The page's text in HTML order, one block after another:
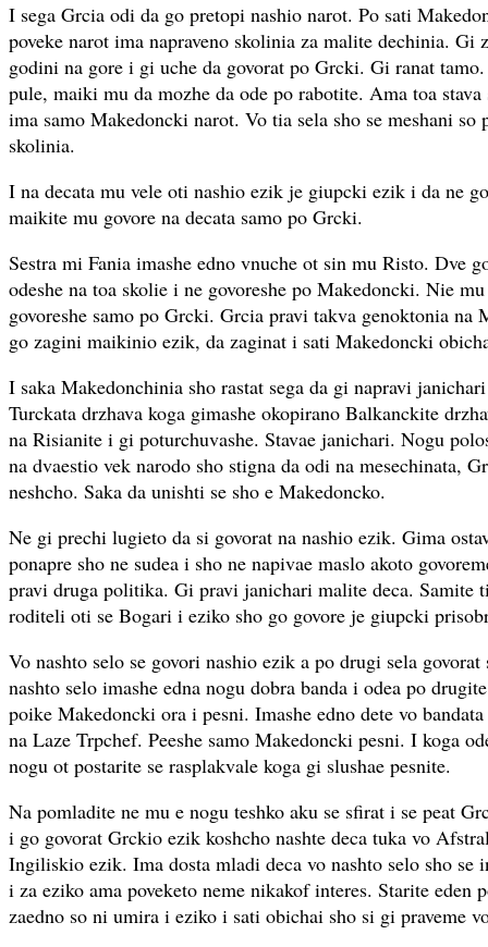
I sega Grcia odi da go pretopi nashio narot. Po sati
poveke narot ima napraveno skolinia za malite dechinia. Gi
godini na gore i gi uche da govorat po Grcki. Gi ranat
pule, maiki mu da mozhe da ode po rabotite. Ama toa stava
ima samo Makedoncki narot. Vo tia sela sho se meshani
skolinia.
I na decata mu vele oti nashio ezik je giupcki ezik i da ne
maikite mu govore na decata samo po Grcki.
Sestra mi Fania imashe edno vnuche ot sin mu Risto. Dve
odeshe na toa skolie i ne govoreshe po Makedoncki. Nie
govoreshe samo po Grcki. Grcia pravi takva genoktonia na
go zagini maikinio ezik, da zaginat i sati Makedoncki
I saka Makedonchinia sho rastat sega da gi napravi
Turckata drzhava koga gimashe okopirano Balkanckite
na Risianite i gi poturchuvashe. Stavae janichari. Nogu
na dvaestio vek narodo sho stigna da odi na mesechinata,
neshcho. Saka da unishti se sho e Makedoncko.
Ne gi prechi lugieto da si govorat na nashio ezik. Gima
ponapre sho ne sudea i sho ne napivae maslo akoto
pravi druga politika. Gi pravi janichari malite deca. Samite
roditeli oti se Bogari i eziko sho go govore je giupcki
Vo nashto selo se govori nashio ezik a po drugi sela
nashto selo imashe edna nogu dobra banda i odea po
poike Makedoncki ora i pesni. Imashe edno dete vo bandata
na Laze Trpchef. Peeshe samo Makedoncki pesni. I koga
nogu ot postarite se rasplakvale koga gi slushae pesnite.
Na pomladite ne mu e nogu teshko aku se sfirat i se peat
i go govorat Grckio ezik koshcho nashte deca tuka vo
Ingiliskio ezik. Ima dosta mladi deca vo nashto selo sho se
i za eziko ama poveketo neme nikakof interes. Starite eden
zaedno so ni umira i eziko i sati obichai sho si gi praveme